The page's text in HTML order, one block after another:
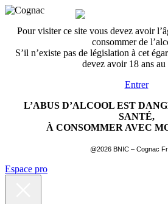
Pour visiter ce site vous devez avoir
consommer de
S’il n’existe pas de législation à cet
devez avoir 18 ans au
Entrer
L’ABUS D’ALCOOL EST
SANTÉ,
À CONSOMMER AVEC
@2026 BNIC – Cognac
Espace pro